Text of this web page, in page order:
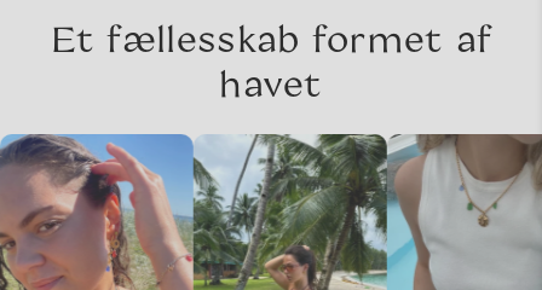
Et fællesskab formet af
havet